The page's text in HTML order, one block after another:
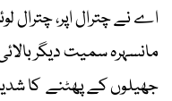
اے نے چترال اپر، چترال
مانسہرہ سمیت دیگر
جھیلوں کے پھٹنے کا